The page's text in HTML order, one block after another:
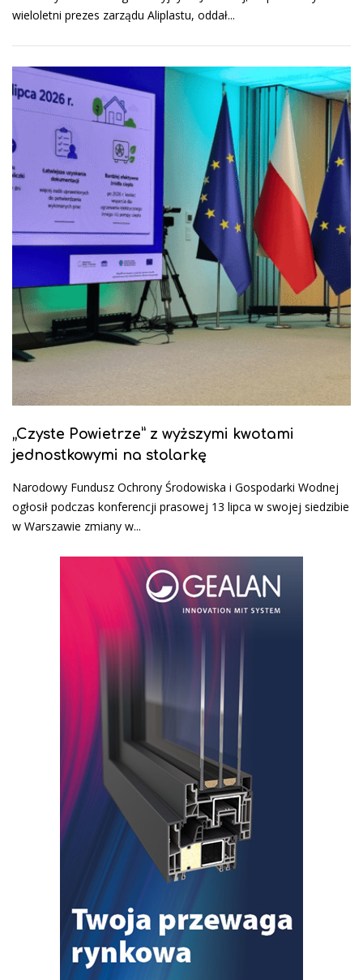
wieloletni prezes zarządu Aliplastu, oddał...
„Czyste Powietrze” z wyższymi kwotami
jednostkowymi na stolarkę
Narodowy Fundusz Ochrony Środowiska i Gospodarki Wodnej
ogłosił podczas konferencji prasowej 13 lipca w swojej siedzibie
w Warszawie zmiany w...